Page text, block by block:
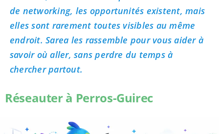
de networking, les opportunités existent, mais
elles sont rarement toutes visibles au même
endroit. Sarea les rassemble pour vous aider à
savoir où aller, sans perdre du temps à
chercher partout.
Réseauter à Perros-Guirec